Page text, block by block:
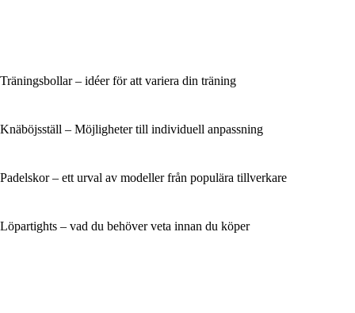
Träningsbollar – idéer för att variera din träning
Knäböjsställ – Möjligheter till individuell anpassning
Padelskor – ett urval av modeller från populära tillverkare
Löpartights – vad du behöver veta innan du köper